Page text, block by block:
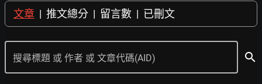
文章 | 推文總分 | 留言數 | 已刪文
搜尋標題 或 作者 或 文章代碼(AID) search